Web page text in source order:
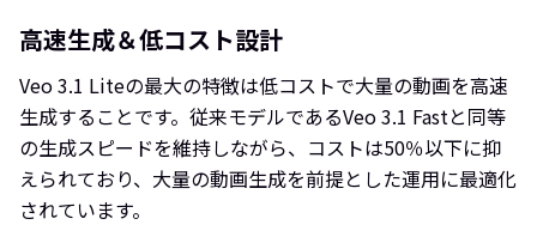
高速生成＆低コスト設計
Veo 3.1 Liteの最大の特徴は低コストで大量の動画を高速
生成することです。従来モデルであるVeo 3.1 Fastと同等
の生成スピードを維持しながら、コストは50％以下に抑
えられており、大量の動画生成を前提とした運用に最適化
されています。